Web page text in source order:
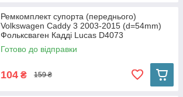
Ремкомплект супорта (переднього)
Volkswagen Caddy 3 2003-2015 (d=54mm)
Фольксваген Кадді Lucas D4073
Готово до відправки
104 ₴ 159 ₴